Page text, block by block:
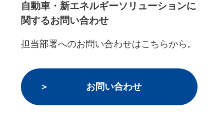
自動車・新エネルギーソリューションに
関するお問い合わせ
担当部署へのお問い合わせはこちらから。
お問い合わせ